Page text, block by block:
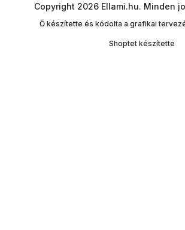
Shoptet készítette
Copyright 2026 Ellami.hu. Minden
Ő készítette és kódolta a grafikai